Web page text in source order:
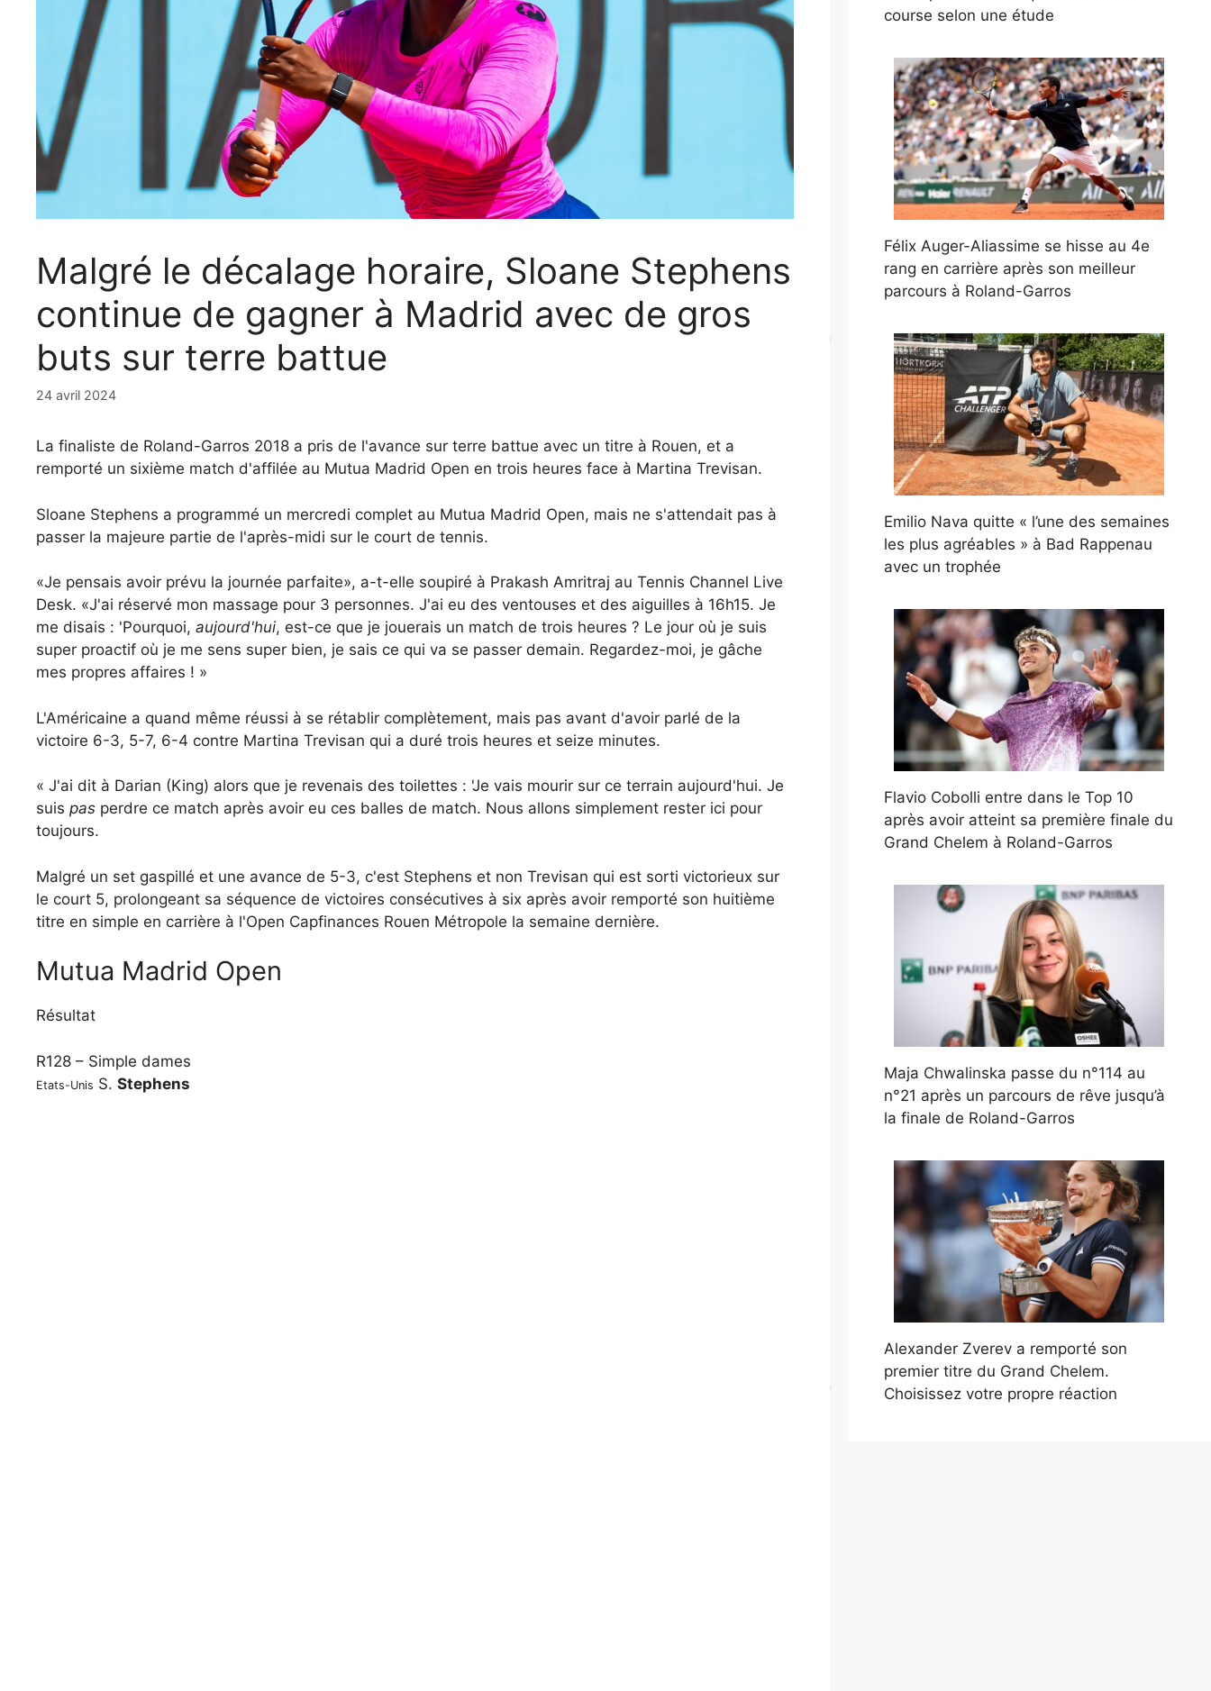
Malgré le décalage horaire, Sloane Stephens
continue de gagner à Madrid avec de gros
buts sur terre battue
24 avril 2024
La finaliste de Roland-Garros 2018 a pris de l'avance sur terre battue avec un titre à Rouen, et a
remporté un sixième match d'affilée au Mutua Madrid Open en trois heures face à Martina Trevisan.
Sloane Stephens a programmé un mercredi complet au Mutua Madrid Open, mais ne s'attendait pas à
passer la majeure partie de l'après-midi sur le court de tennis.
«Je pensais avoir prévu la journée parfaite», a-t-elle soupiré à Prakash Amritraj au Tennis Channel Live
Desk. «J'ai réservé mon massage pour 3 personnes. J'ai eu des ventouses et des aiguilles à 16h15. Je
me disais : 'Pourquoi, aujourd'hui, est-ce que je jouerais un match de trois heures ? Le jour où je suis
super proactif où je me sens super bien, je sais ce qui va se passer demain. Regardez-moi, je gâche
mes propres affaires ! »
L'Américaine a quand même réussi à se rétablir complètement, mais pas avant d'avoir parlé de la
victoire 6-3, 5-7, 6-4 contre Martina Trevisan qui a duré trois heures et seize minutes.
« J'ai dit à Darian (King) alors que je revenais des toilettes : 'Je vais mourir sur ce terrain aujourd'hui. Je
suis pas perdre ce match après avoir eu ces balles de match. Nous allons simplement rester ici pour
toujours.
Malgré un set gaspillé et une avance de 5-3, c'est Stephens et non Trevisan qui est sorti victorieux sur
le court 5, prolongeant sa séquence de victoires consécutives à six après avoir remporté son huitième
titre en simple en carrière à l'Open Capfinances Rouen Métropole la semaine dernière.
Mutua Madrid Open
Résultat
R128 – Simple dames
Etats-Unis S. Stephens
course selon une étude
Félix Auger-Aliassime se hisse au 4e
rang en carrière après son meilleur
parcours à Roland-Garros
Emilio Nava quitte « l’une des semaines
les plus agréables » à Bad Rappenau
avec un trophée
Flavio Cobolli entre dans le Top 10
après avoir atteint sa première finale du
Grand Chelem à Roland-Garros
Maja Chwalinska passe du n°114 au
n°21 après un parcours de rêve jusqu’à
la finale de Roland-Garros
Alexander Zverev a remporté son
premier titre du Grand Chelem.
Choisissez votre propre réaction